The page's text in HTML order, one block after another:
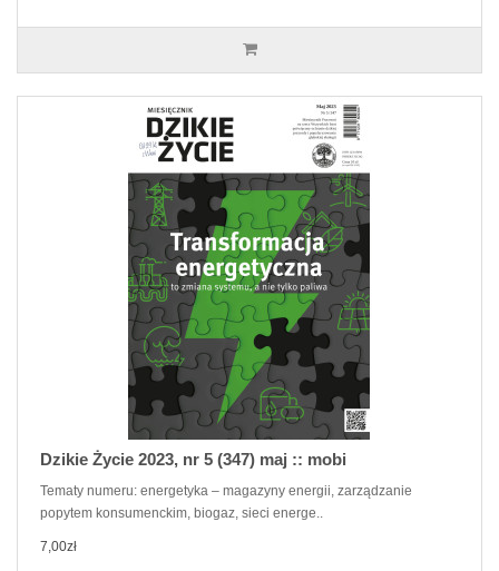
Dzikie Życie 2023, nr 5 (347) maj :: mobi
Tematy numeru: energetyka – magazyny energii, zarządzanie
popytem konsumenckim, biogaz, sieci energe..
7,00zł